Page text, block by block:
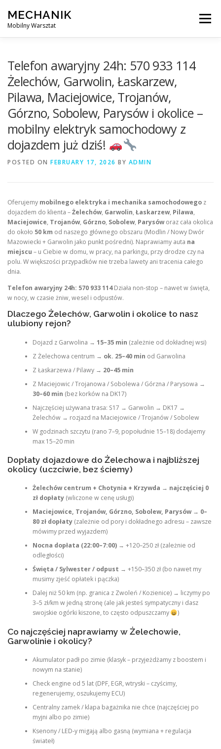
content
MECHANIK
Mobilny Warsztat
Menu
BLOG KONTAKT
Telefon awaryjny 24h: 570 933 114
Żelechów, Garwolin, Łaskarzew,
Pilawa, Maciejowice, Trojanów,
Górzno, Sobolew, Parysów i okolice –
mobilny elektryk samochodowy z
dojazdem już dziś!
POSTED ON FEBRUARY 17, 2026 BY ADMIN
Oferujemy mobilnego elektryka i mechanika samochodowego z
dojazdem do klienta –Żelechów, Garwolin, Łaskarzew, Pilawa,
Maciejowice, Trojanów, Górzno, Sobolew, Parysóworaz cała okolica
do około 50 km od naszego głównego obszaru (Modlin / Nowy Dwór
Mazowiecki + Garwolin jako punkt pośredni). Naprawiamy auta na
miejscu – u Ciebie w domu, w pracy, na parkingu, przy drodze czy na
polu. W większości przypadków nie trzeba lawety ani tracenia całego
dnia.
Telefon awaryjny 24h: 570 933 114Działa non-stop – nawet w święta,
w nocy, w czasie żniw, wesel i odpustów.
Dlaczego Żelechów, Garwolin i okolice to nasz
ulubiony rejon?
Dojazd z Garwolina → 15–35 min (zależnie od dokładnej wsi)
Z Żelechowa centrum → ok. 25–40 min od Garwolina
Z Łaskarzewa / Pilawy → 20–45 min
Z Maciejowic / Trojanowa / Sobolewa / Górzna / Parysowa →
30–60 min (bez korków na DK17)
Najczęściej używana trasa: S17 → Garwolin → DK17 →
Żelechów → rozjazd na Maciejowice / Trojanów / Sobolew
W godzinach szczytu (rano 7–9, popołudnie 15–18) dodajemy
max 15–20 min
Dopłaty dojazdowe do Żelechowa i najbliższej
okolicy (uczciwie, bez ściemy)
Żelechów centrum + Chotynia + Krzywda → najczęściej 0
zł dopłaty(wliczone w cenę usługi)
Maciejowice, Trojanów, Górzno, Sobolew, Parysów→ 0–
80 zł dopłaty(zależnie od pory i dokładnego adresu – zawsze
mówimy przed wyjazdem)
Nocna dopłata (22:00–7:00)→ +120–250 zł (zależnie od
odległości)
Święta / Sylwester / odpust → +150–350 zł (bo nawet my
musimy zjeść opłatek i pączka)
Dalej niż 50 km (np. granica z Zwoleń / Kozienice) → liczymy po
3–5 zł/km w jedną stronę (ale jak jesteś sympatyczny i dasz
swojskie ogórki kiszone, to często odpuszczamy
)
Co najczęściej naprawiamy w Żelechowie,
Garwolinie i okolicy?
Akumulator padł po zimie (klasyk – przyjeżdżamy z boostem i
nowym na stanie)
Check engine od 5 lat (DPF, EGR, wtryski – czyścimy,
regenerujemy, oszukujemy ECU)
Centralny zamek / klapa bagażnika nie chce (najczęściej po
myjni albo po zimie)
Ksenony / LED-y migają albo gasną (wymiana + regulacja
świateł)